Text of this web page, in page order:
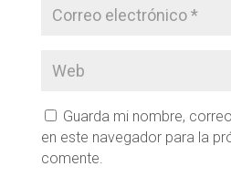
Guarda mi nombre,
en este navegador para la
comente.